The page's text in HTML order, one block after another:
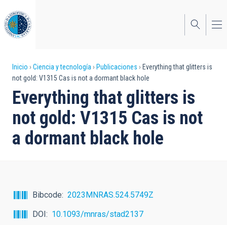
al
contenido
principal
Sobrescribir
enlaces
de
ayuda
a
Inicio Ciencia y tecnología Publicaciones
Everything that glitters is
not gold: V1315 Cas is not a dormant black hole
Everything that glitters is
not gold: V1315 Cas is not
a dormant black hole
Bibcode
2023MNRAS.524.5749Z
DOI
10.1093/mnras/stad2137